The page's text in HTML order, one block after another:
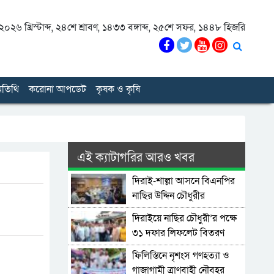
খ্রিস্টাব্দ, ২৪শে শ্রাবণ, ১৪৩৩ বঙ্গাব্দ, ২৫শে সফর, ১৪৪৮ হিজরি
করোনা আপডেট কৃষক ও কৃষি
এই ক্যাটাগরির আরও খবর
দিরাই-শাল্লা আসনে বিএনপির
নাছির উদ্দিন চৌধুরীর
মনোনয়নপত্র সংগ্রহ
দিরাইয়ে নাছির চৌধুরী’র পক্ষে
৩১ দফার লিফলেট বিতরণ
ফিলিস্তিনে নৃশংস গণহত্যা ও
গাজাগামী ত্রাণবাহী নৌবহর